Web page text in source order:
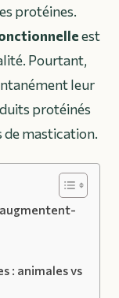
protéines.
est
Pourtant,
leur
protéinés
mastication.
: animales vs